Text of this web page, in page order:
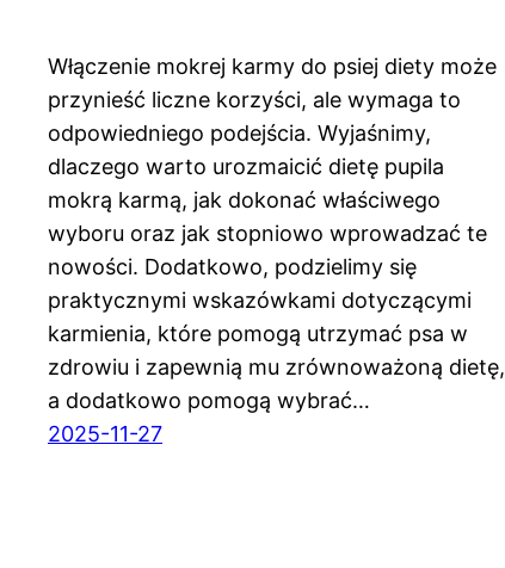
Włączenie mokrej karmy do psiej diety może
przynieść liczne korzyści, ale wymaga to
odpowiedniego podejścia. Wyjaśnimy,
dlaczego warto urozmaicić dietę pupila
mokrą karmą, jak dokonać właściwego
wyboru oraz jak stopniowo wprowadzać te
nowości. Dodatkowo, podzielimy się
praktycznymi wskazówkami dotyczącymi
karmienia, które pomogą utrzymać psa w
zdrowiu i zapewnią mu zrównoważoną dietę,
a dodatkowo pomogą wybrać…
2025-11-27